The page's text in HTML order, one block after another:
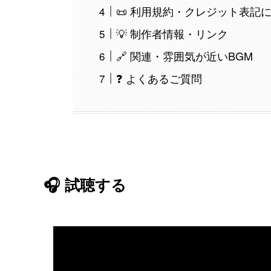
📜 利用規約・クレジット表記
💡 制作者情報・リンク
🔗 関連・雰囲気が近いBGM
❓ よくあるご質問
🎧 試聴する